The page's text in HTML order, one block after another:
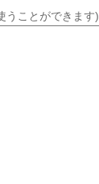
うことができます)